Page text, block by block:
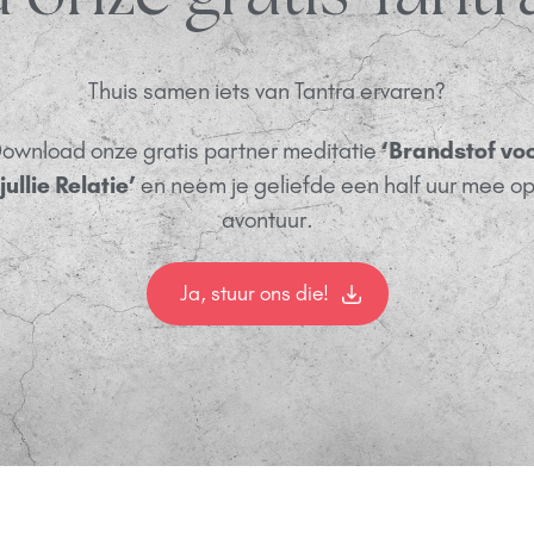
Thuis samen iets van Tantra ervaren?
onze gratis partner meditatie‘Brandstof
jullie Relatie’en neem je geliefde een half uur mee op
avontuur.
Ja, stuur ons die!